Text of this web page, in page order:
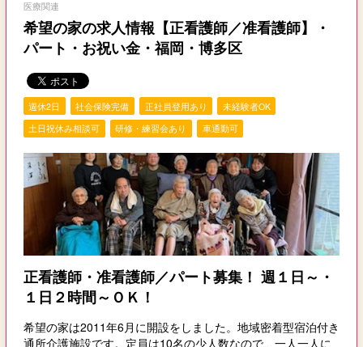
医療関連
希望の家の求人情報【正看護師／准看護師】・
パート・お祝い金・福岡・博多区
週休2日 社会保険完備 正社員登用あり
未経験者OK
土日祝休み相談可
研修・練習会あり 車通勤可
正看護師・准看護師／パート募集！ 週１日～・
１日２時間～ＯＫ！
希望の家は2011年6月に開設をしました。地域密着型宿泊付き
通所介護施設です。定員は10名の少人数なので、一人一人に